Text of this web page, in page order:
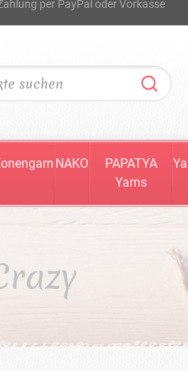
per PayPal oder Vorkasse
NAKO
PAPATYA
Yarns